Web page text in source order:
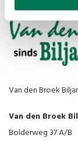
Van den Broek
Van den Broek
Bolderweg 37 A/B